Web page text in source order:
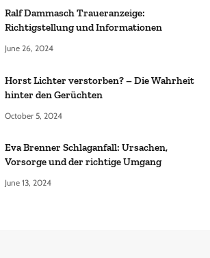
Ralf Dammasch Traueranzeige:
Richtigstellung und Informationen
June 26, 2024
Horst Lichter verstorben? – Die Wahrheit
hinter den Gerüchten
October 5, 2024
Eva Brenner Schlaganfall: Ursachen,
Vorsorge und der richtige Umgang
June 13, 2024